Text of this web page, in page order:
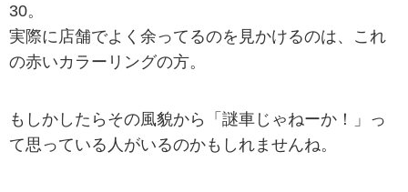
30。
実際に店舗でよく余ってるのを見かけるのは、これ
の赤いカラーリングの方。
もしかしたらその風貌から「謎車じゃねーか！」っ
て思っている人がいるのかもしれませんね。